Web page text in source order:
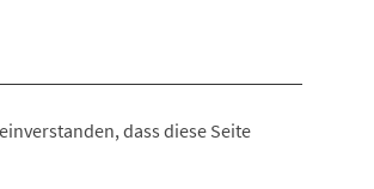
dass diese Seite